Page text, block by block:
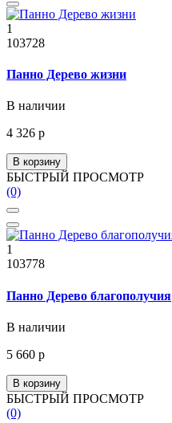
1
103728
Панно Дерево жизни
В наличии
4 326 р
В корзину
БЫСТРЫЙ ПРОСМОТР
(0)
1
103778
Панно Дерево благополучия
В наличии
5 660 р
В корзину
БЫСТРЫЙ ПРОСМОТР
(0)